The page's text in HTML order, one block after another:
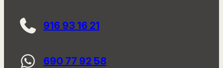
916 93 16 21
690 77 92 58